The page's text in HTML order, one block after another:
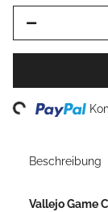
Beschreibung
Vallejo Game